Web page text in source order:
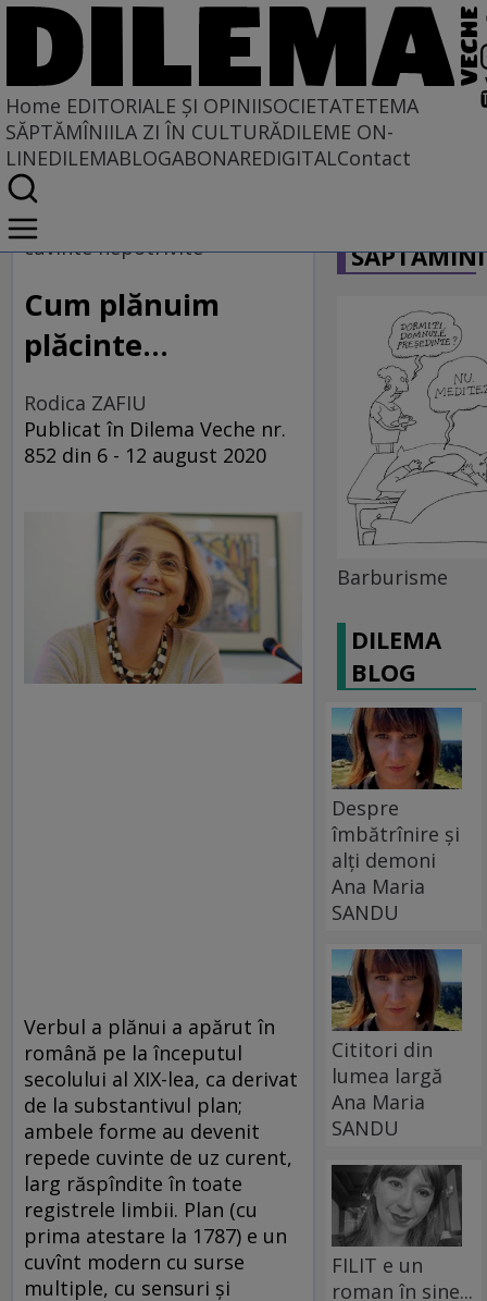
Home EDITORIALE ȘI OPINIISOCIETATETEMA
SĂPTĂMÎNIILA ZI ÎN CULTURĂDILEME ON-
LINEDILEMABLOGABONAREDIGITALContact
Home
EDITORIALE ȘI OPINII
PE CE LUME TRĂIM
cuvinte nepotrivite
Cum plănuim
plăcinte...
Rodica ZAFIU
Publicat în Dilema Veche nr.
852 din 6 - 12 august 2020
Verbul a plănui a apărut în
română pe la începutul
secolului al XIX-lea, ca derivat
de la substantivul plan;
ambele forme au devenit
repede cuvinte de uz curent,
larg răspîndite în toate
registrele limbii. Plan (cu
prima atestare la 1787) e un
cuvînt modern cu surse
multiple, cu sensuri și
Barburisme
DILEMA
BLOG
Despre
îmbătrînire și
alți demoni
Ana Maria
SANDU
Cititori din
lumea largă
Ana Maria
SANDU
FILIT e un
roman în sine...